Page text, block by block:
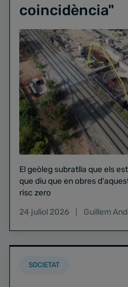
coincidència"
El geòleg subratlla que els
que diu que en obres
risc zero
24 juliol 2026
Guillem
SOCIETAT